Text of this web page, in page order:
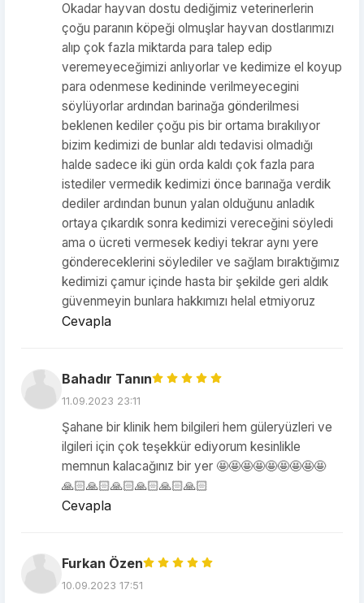
Okadar hayvan dostu dediğimiz veterinerlerin
çoğu paranın köpeği olmuşlar hayvan dostlarımızı
alıp çok fazla miktarda para talep edip
veremeyeceğimizi anlıyorlar ve kedimize el koyup
para odenmese kedininde verilmeyecegini
söylüyorlar ardından barinağa gönderilmesi
beklenen kediler çoğu pis bir ortama bırakılıyor
bizim kedimizi de bunlar aldı tedavisi olmadığı
halde sadece iki gün orda kaldı çok fazla para
istediler vermedik kedimizi önce barınağa verdik
dediler ardından bunun yalan olduğunu anladık
ortaya çıkardık sonra kedimizi vereceğini söyledi
ama o ücreti vermesek kediyi tekrar aynı yere
göndereceklerini söylediler ve sağlam bıraktığımız
kedimizi çamur içinde hasta bir şekilde geri aldık
güvenmeyin bunlara hakkımızı helal etmiyoruz
Cevapla
Bahadır Tanın
11.09.2023 23:11
Şahane bir klinik hem bilgileri hem güleryüzleri ve
ilgileri için çok teşekkür ediyorum kesinlikle
memnun kalacağınız bir yer 🤩🤩🤩🤩🤩🤩🤩🤩🤩
🙏🏻🙏🏻🙏🏻🙏🏻🙏🏻🙏🏻
Cevapla
Furkan Özen
10.09.2023 17:51